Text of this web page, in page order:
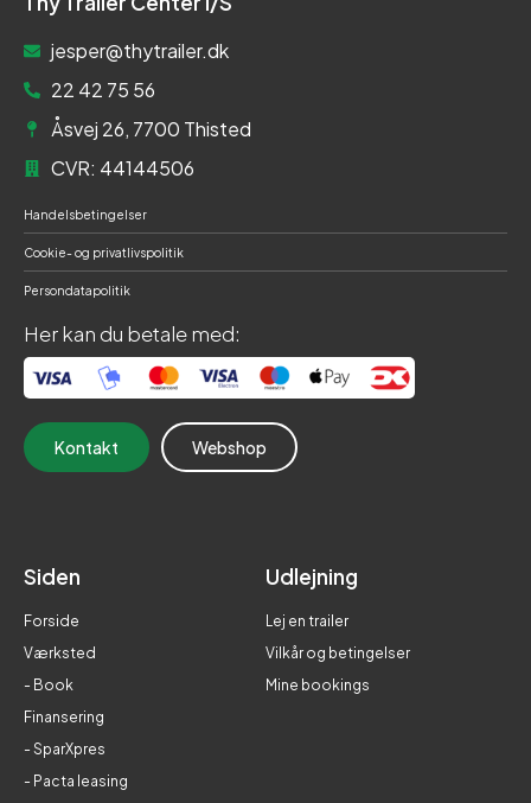
jesper@thytrailer.dk
22 42 75 56
Åsvej 26, 7700 Thisted
CVR: 44144506
Handelsbetingelser
Cookie- og privatlivspolitik
Persondatapolitik
Her kan du betale med:
Kontakt Webshop
Siden
Forside
Værksted
- Book
Finansering
- SparXpres
- Pacta leasing
Udlejning
Lej en trailer
Vilkår og betingelser
Mine bookings